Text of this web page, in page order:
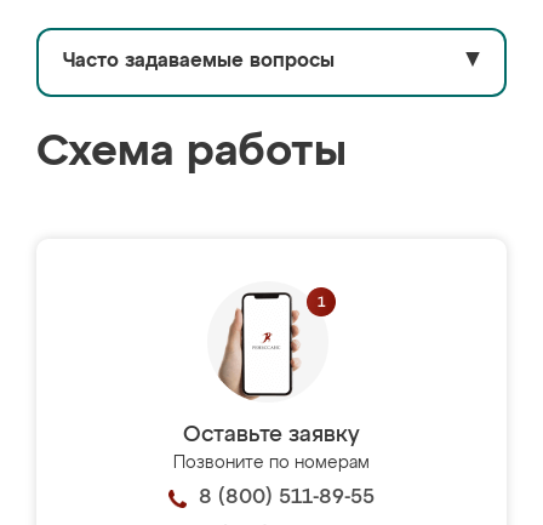
Часто задаваемые вопросы ▼
Схема работы
Оставьте заявку
Позвоните по номерам
8 (800) 511-89-55